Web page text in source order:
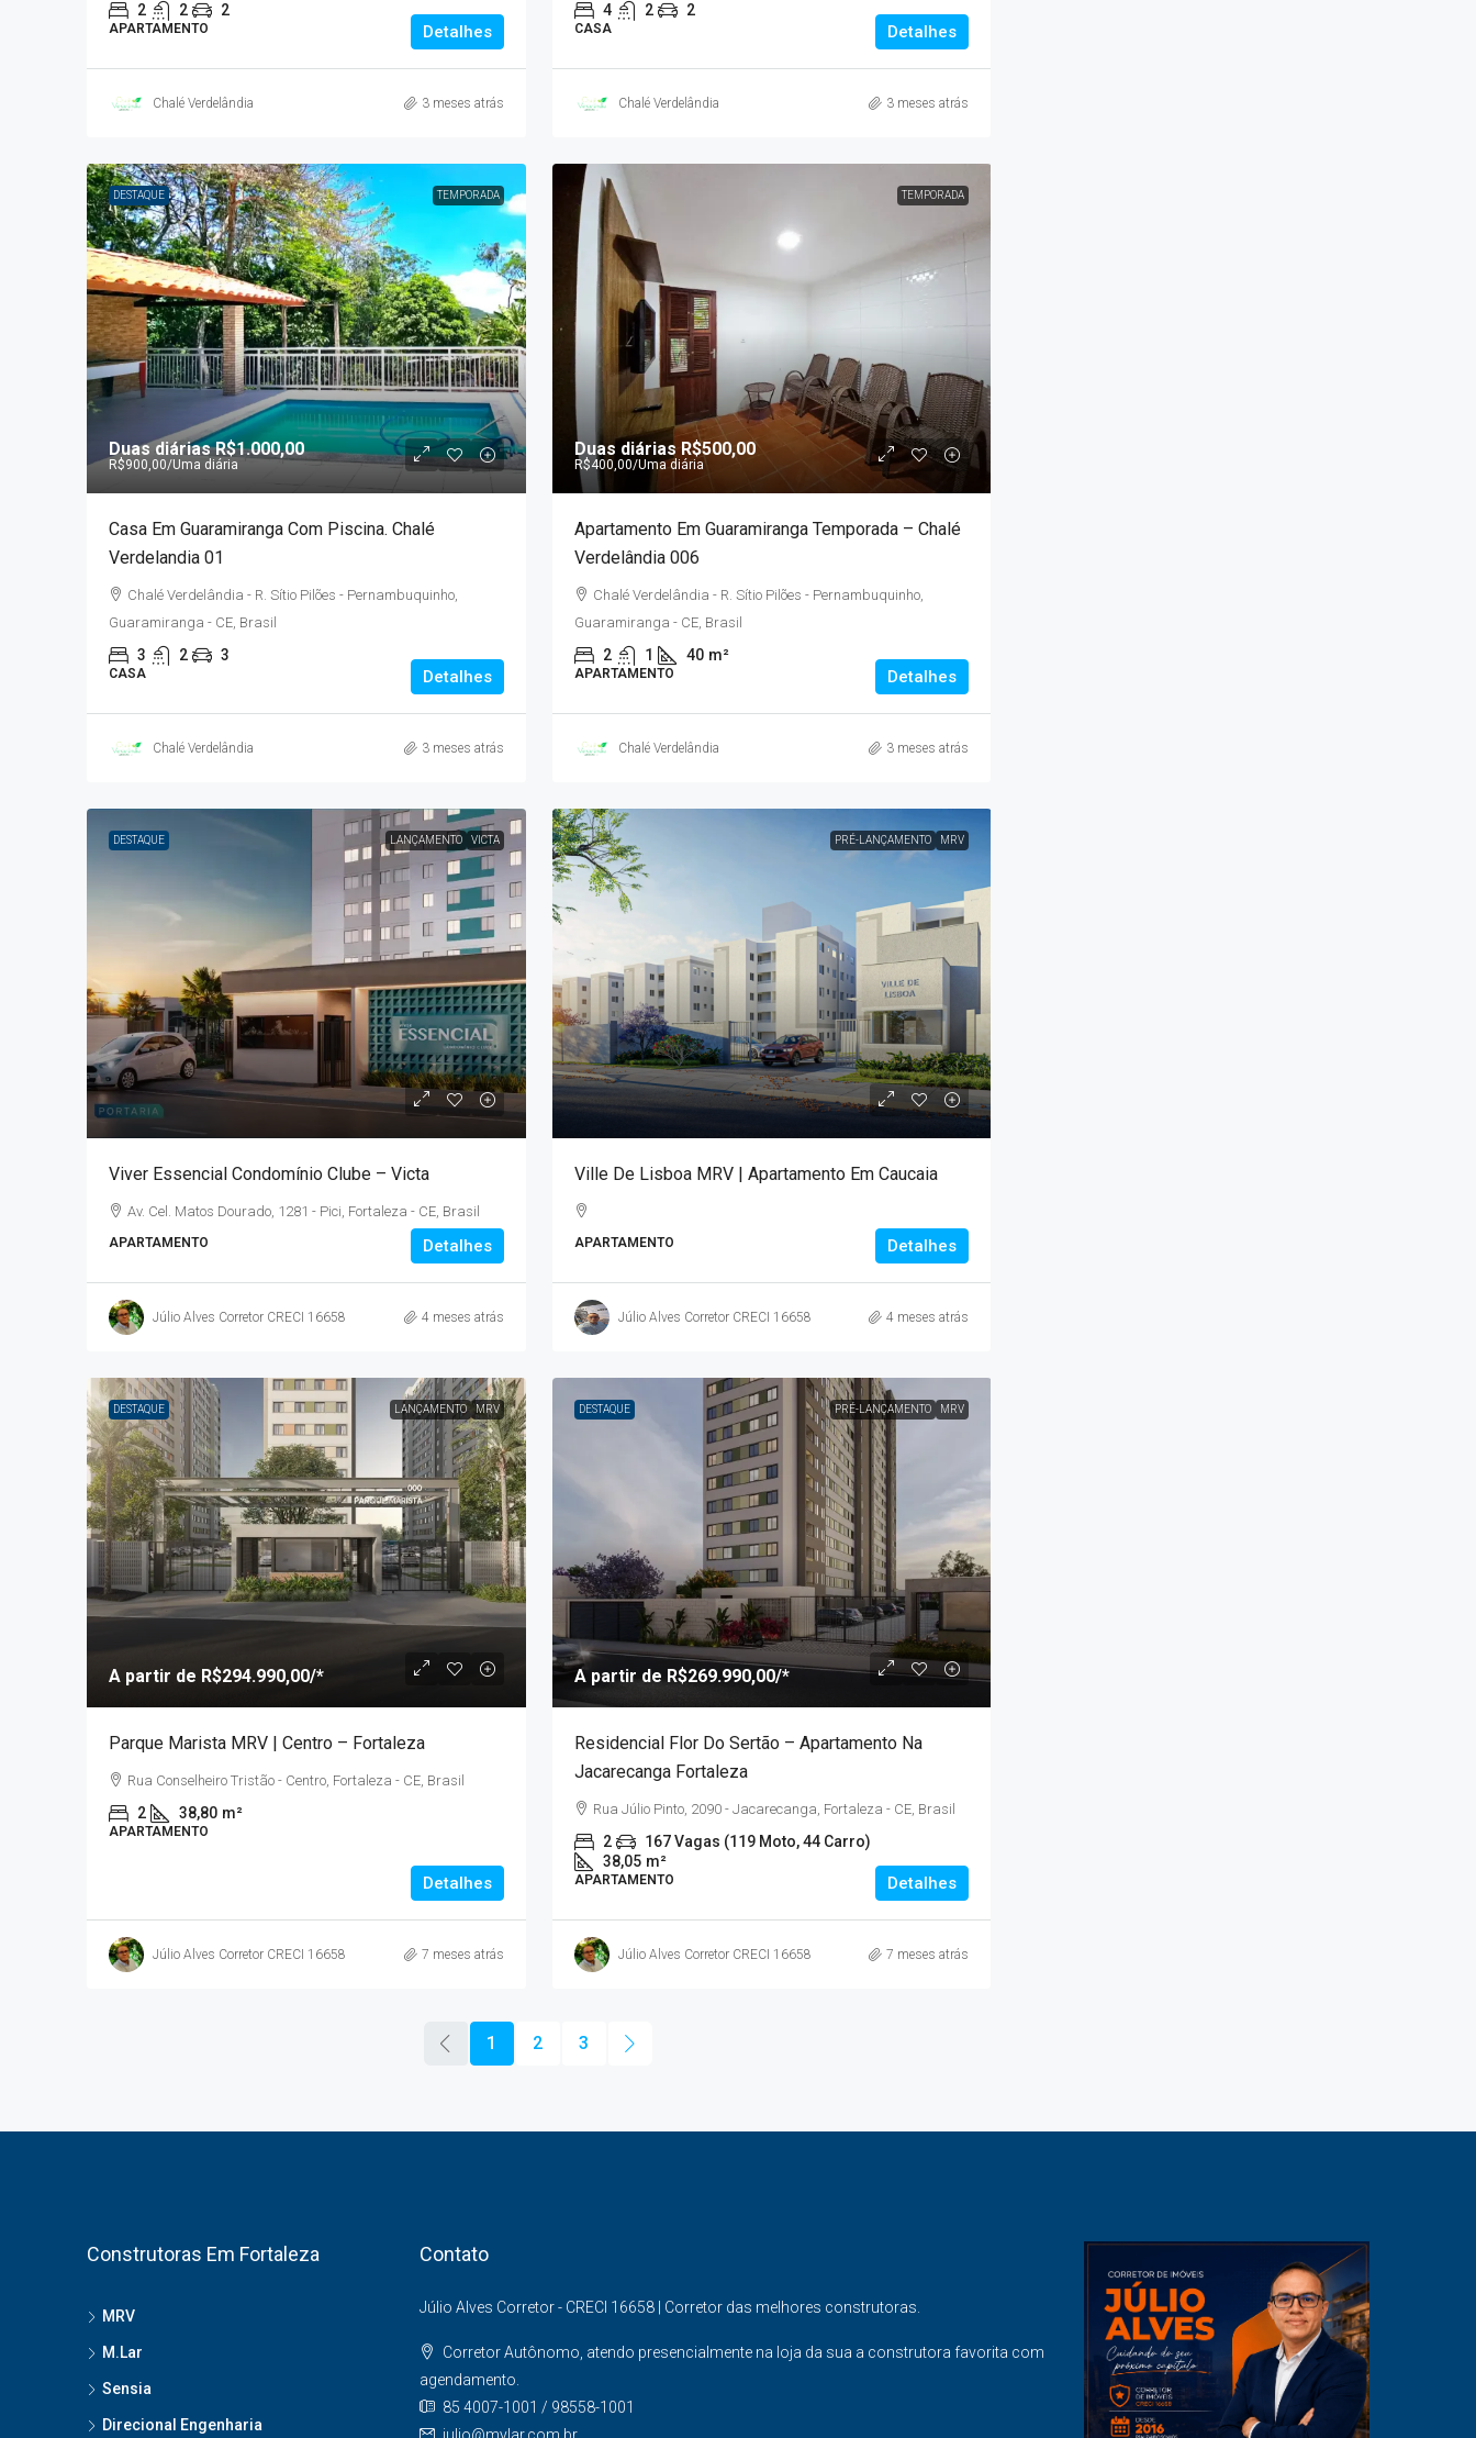
2 2 2
APARTAMENTO Detalhes
Chalé Verdelândia 3 meses atrás
4 2 2
CASA Detalhes
Chalé Verdelândia 3 meses atrás
DESTAQUE TEMPORADA
Duas diáriasR$1.000,00
R$900,00/Uma diária
Casa Em Guaramiranga Com Piscina. Chalé
Verdelandia 01
Chalé Verdelândia - R. Sítio Pilões - Pernambuquinho,
Guaramiranga - CE, Brasil
3 2 3
CASA Detalhes
Chalé Verdelândia 3 meses atrás
TEMPORADA
Duas diárias R$500,00
R$400,00/Uma diária
Apartamento Em Guaramiranga Temporada – Chalé
Verdelândia 006
Chalé Verdelândia - R. Sítio Pilões - Pernambuquinho,
Guaramiranga - CE, Brasil
2 1 40 m²
APARTAMENTO Detalhes
Chalé Verdelândia 3 meses atrás
DESTAQUE LANÇAMENTO VICTA
Viver Essencial Condomínio Clube – Victa
Av. Cel. Matos Dourado, 1281 - Pici, Fortaleza - CE, Brasil
APARTAMENTO Detalhes
Júlio Alves Corretor CRECI 16658 4 meses atrás
PRÉ-LANÇAMENTO MRV
Ville De Lisboa MRV | Apartamento Em Caucaia
APARTAMENTO Detalhes
Júlio Alves Corretor CRECI 16658 4 meses atrás
DESTAQUE LANÇAMENTO MRV
A partir de R$294.990,00/*
Parque Marista MRV | Centro – Fortaleza
Rua Conselheiro Tristão - Centro, Fortaleza - CE, Brasil
2 38,80 m²
APARTAMENTO
Detalhes
Júlio Alves Corretor CRECI 16658 7 meses atrás
DESTAQUE PRÉ-LANÇAMENTO MRV
A partir de R$269.990,00/*
Residencial Flor Do Sertão – Apartamento Na
Jacarecanga Fortaleza
Rua Júlio Pinto, 2090 - Jacarecanga, Fortaleza - CE, Brasil
2
167 Vagas (119 Moto, 44 Carro)
38,05 m²
APARTAMENTO Detalhes
Júlio Alves Corretor CRECI 16658 7 meses atrás
1 2 3
Construtoras Em Fortaleza
MRV
M.Lar
Sensia
Direcional Engenharia
Contato
Júlio Alves Corretor - CRECI 16658 | Corretor das melhores construtoras.
Corretor Autônomo, atendo presencialmente na loja da sua a construtora favorita com
agendamento.
85 4007-1001 / 98558-1001